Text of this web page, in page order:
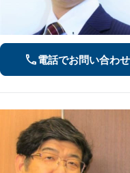
電話でお問い合わせ